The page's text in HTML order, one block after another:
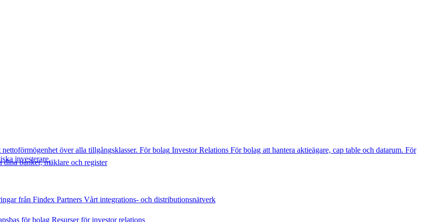
över alla tillgångsklasser. För bolag Investor Relations För bolag att hantera aktieägare, cap table och datarum. För
investerare.
dina banker, mäklare och register
från Findex Partners Vårt integrations- och distributionsnätverk
för bolag Resurser för investor relations